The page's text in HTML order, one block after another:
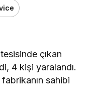
çıkan
4 kişi yaralandı.
fabrikanın sahibi